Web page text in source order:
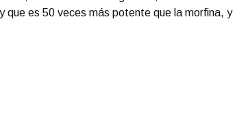
que es 50 veces más potente que la morfina, y